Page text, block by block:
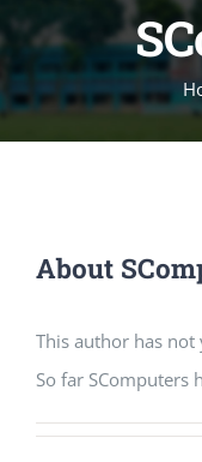
About
This author has
So far SComputers